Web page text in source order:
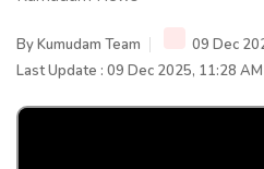
ByKumudam Team
09 Dec
Last Update : 09 Dec 2025, 11:28 AM